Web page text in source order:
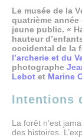
Le musée de la
quatrième
jeune public. «
hauteur
occidental de la
l’archerie et du
photographe
Lebot et Marine
Intentions
La forêt n’est
des histoires.